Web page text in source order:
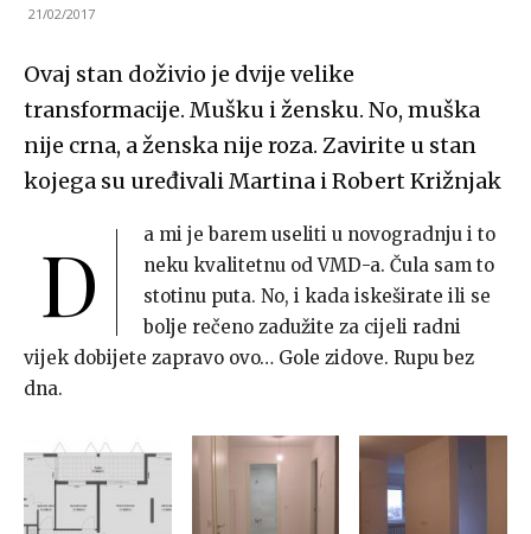
21/02/2017
Ovaj stan doživio je dvije velike
transformacije. Mušku i žensku. No, muška
nije crna, a ženska nije roza. Zavirite u stan
kojega su uređivali Martina i Robert Križnjak
D
a mi je barem useliti u novogradnju i to
neku kvalitetnu od VMD-a. Čula sam to
stotinu puta. No, i kada iskeširate ili se
bolje rečeno zadužite za cijeli radni
vijek dobijete zapravo ovo… Gole zidove. Rupu bez
dna.